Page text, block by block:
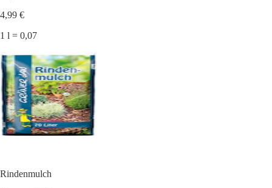
4,99 €
1 l = 0,07
Rindenmulch